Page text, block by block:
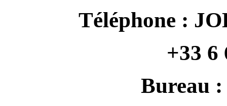
Téléphone :
+33 6
Bureau :